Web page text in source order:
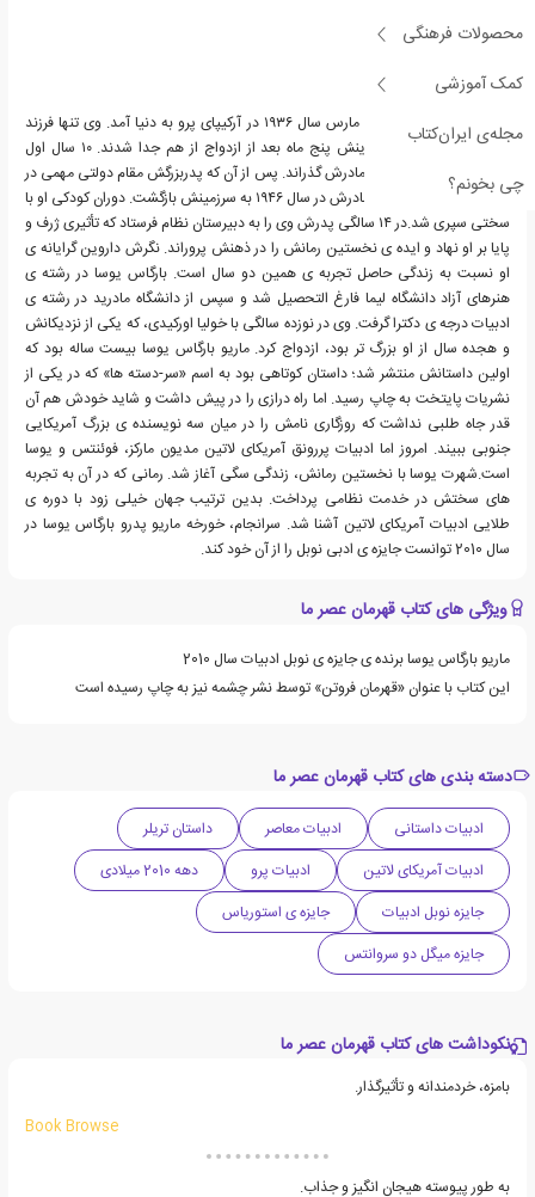
محصولات فرهنگی
کمک آموزشی
مجله‌ی ایران‌کتاب
چی بخونم؟
ماریو بارگاس یوسا، در ۲۸ مارس سال ۱۹۳۶ در آرکیپای پرو به دنیا آمد. وی تنها فرزند
پدر و مادرش بود و والدینش پنج ماه بعد از ازدواج از هم جدا شدند. ۱۰ سال اول
زندگیش را در بولیوی و با مادرش گذراند. پس از آن که پدربزرگش مقام دولتی مهمی در
پرو به دست آورد، همراه مادرش در سال ۱۹۴۶ به سرزمینش بازگشت. دوران کودکی او با
سختی سپری شد.در ۱۴ سالگی پدرش وی را به دبیرستان نظام فرستاد که تأثیری ژرف و
پایا بر او نهاد و ایده ی نخستین رمانش را در ذهنش پروراند. نگرش داروین گرایانه ی
او نسبت به زندگی حاصل تجربه ی همین دو سال است. بارگاس یوسا در رشته ی
هنرهای آزاد دانشگاه لیما فارغ التحصیل شد و سپس از دانشگاه مادرید در رشته ی
ادبیات درجه ی دکترا گرفت. وی در نوزده سالگی با خولیا اورکیدی، که یکی از نزدیکانش
و هجده سال از او بزرگ تر بود، ازدواج کرد. ماریو بارگاس یوسا بیست ساله بود که
اولین داستانش منتشر شد؛ داستان کوتاهی بود به اسم «سر-دسته ها» که در یکی از
نشریات پایتخت به چاپ رسید. اما راه درازی را در پیش داشت و شاید خودش هم آن
قدر جاه طلبی نداشت که روزگاری نامش را در میان سه نویسنده ی بزرگ آمریکایی
جنوبی ببیند. امروز اما ادبیات پررونق آمریکای لاتین مدیون مارکز، فوئنتس و یوسا
است.شهرت یوسا با نخستین رمانش، زندگی سگی آغاز شد. رمانی که در آن به تجربه
های سختش در خدمت نظامی پرداخت. بدین ترتیب جهان خیلی زود با دوره ی
طلایی ادبیات آمریکای لاتین آشنا شد. سرانجام، خورخه ماریو پدرو بارگاس یوسا در
سال 2010 توانست جایزه ی ادبی نوبل را از آن خود کند.
ویژگی های کتاب قهرمان عصر ما
ماریو بارگاس یوسا برنده ی جایزه ی نوبل ادبیات سال 2010
این کتاب با عنوان «قهرمان فروتن» توسط نشر چشمه نیز به چاپ رسیده است
دسته بندی های کتاب قهرمان عصر ما
ادبیات داستانی ادبیات معاصر
داستان تریلر
ادبیات آمریکای لاتین
ادبیات پرو
دهه 2010 میلادی
جایزه نوبل ادبیات
جایزه ی استوریاس
جایزه میگل دو سروانتس
نکوداشت های کتاب قهرمان عصر ما
بامزه، خردمندانه و تأثیرگذار.
Book Browse
به طور پیوسته هیجان انگیز و جذاب.